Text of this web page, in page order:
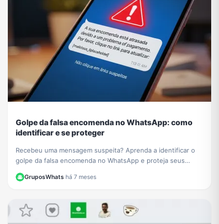
Golpe da falsa encomenda no WhatsApp: como
identificar e se proteger
Recebeu uma mensagem suspeita? Aprenda a identificar o
golpe da falsa encomenda no WhatsApp e proteja seus
dados de links maliciosos e cobranças falsas.
GruposWhats·há 7 meses